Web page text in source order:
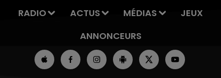
RADIO ACTUS MÉDIAS
JEUX
ANNONCEURS